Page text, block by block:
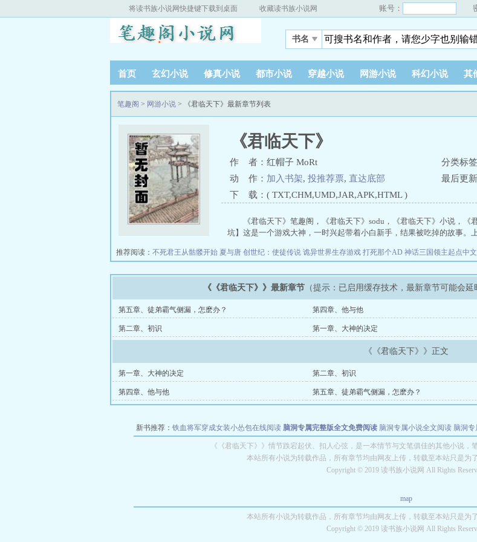
将读书族小说网快捷键下载到桌面 收藏读书族小说网 账号：
书名
首页 玄幻小说 修真小说 都市小说 穿越小说 网游小说 科幻小说 其
笔趣阁 > 网游小说 > 《君临天下》最新章节列表
《君临天下》
作 者：红帽子 MoRt 分类标签
动 作： 加入书架, 投推荐票, 直达底部
最后更
下 载：( TXT,CHM,UMD,JAR,APK,HTML )
《君临天下》笔趣阁，《君临天下》sodu，《君临天下》小说，
坑】这是一个游戏大神，一时兴起带着小白新手，结果被吃掉的故事。
推荐阅读： 不死君王从骷髅开始 夏与唐 创世纪：使徒传说 诡异世界生存游戏 打死那个AD 神话三国领主起点中
《《君临天下》》最新章节 （提示：已启用缓存技术，最新章节可能会
第五章、徒弟霸气侧漏，怎麽办？ 第四章、他与他
第二章、初识 第一章、大神的决定
《《君临天下》》正文
第一章、大神的决定 第二章、初识
第四章、他与他 第五章、徒弟霸气侧漏，怎麽办？
新书推荐： 铁血将军穿成女装小怂包在线阅读 脑洞专属完整版全文免费阅读 脑洞专属小说全文阅读 脑洞
世者
穿书第一天就结婚小说全文阅读
《《君临天下》》情节跌宕起伏、扣人心弦，是一本情节与文笔俱佳的其他小说，
本站所有小说为转载作品，所有章节均由网友上传，转载至本站只是为
Copyright © 2019 读书族小说网 All Rights
map
本站所有小说为转载作品，所有章节均由网友上传，转载至本站只是为
Copyright © 2019 读书族小说网 All Rights